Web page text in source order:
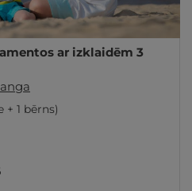
ar izklaidēm 3
+ 1 bērns)